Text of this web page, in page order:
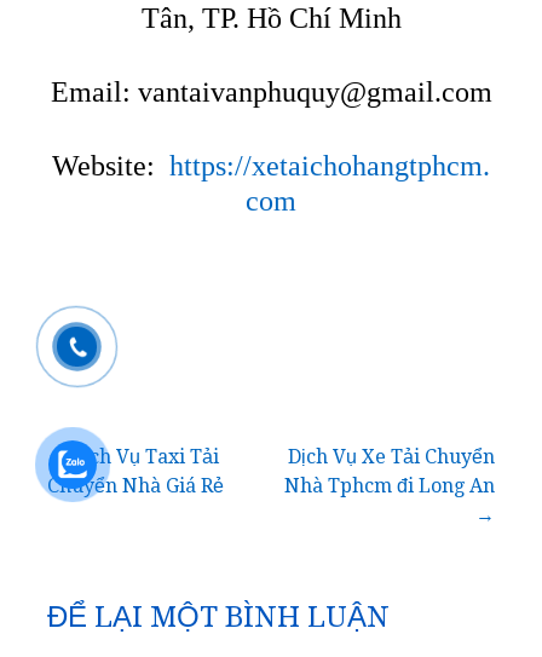
Tân, TP. Hồ Chí Minh
Email: vantaivanphuquy@gmail.com
Website: https://xetaichohangtphcm.
com
Điều
viết
← Dịch Vụ Taxi Tải
Chuyển Nhà Giá Rẻ
Dịch Vụ Xe Tải Chuyển
Nhà Tphcm đi Long An
→
ĐỂ LẠI MỘT BÌNH LUẬN